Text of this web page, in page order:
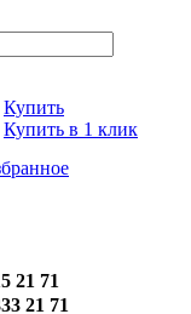
Купить
Купить в 1 клик
21 71
21 71